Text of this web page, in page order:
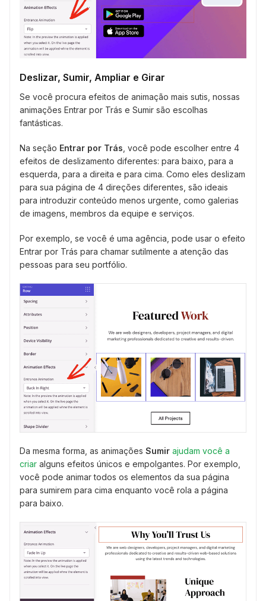
Deslizar, Sumir, Ampliar e Girar
Se você procura efeitos de animação mais sutis, nossas
animações Entrar por Trás e Sumir são escolhas
fantásticas.
Na seção Entrar por Trás , você pode escolher entre 4
efeitos de deslizamento diferentes: para baixo, para a
esquerda, para a direita e para cima. Como eles deslizam
para sua página de 4 direções diferentes, são ideais
para introduzir conteúdo menos urgente, como galerias
de imagens, membros da equipe e serviços.
Por exemplo, se você é uma agência, pode usar o efeito
Entrar por Trás para chamar sutilmente a atenção das
pessoas para seu portfólio.
Da mesma forma, as animações Sumir ajudam você a
criar alguns efeitos únicos e empolgantes. Por exemplo,
você pode animar todos os elementos da sua página
para sumirem para cima enquanto você rola a página
para baixo.